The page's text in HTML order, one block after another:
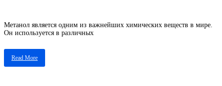
Метанол является одним из важнейших химических веществ в мире.
Он используется в различных
Read More